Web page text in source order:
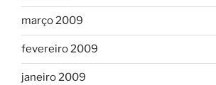
março 2009
fevereiro 2009
janeiro 2009